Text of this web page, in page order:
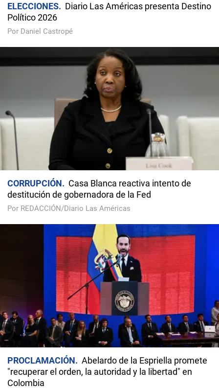
ELECCIONES
Diario Las Américas presenta Destino
Político 2026
Por Daniel Castropé
CORRUPCIÓN
Casa Blanca reactiva intento de
destitución de gobernadora de la Fed
Por REDACCIÓN/Diario Las Américas
PROCLAMACIÓN
Abelardo de la Espriella promete
"recuperar el orden, la autoridad y la libertad" en
Colombia